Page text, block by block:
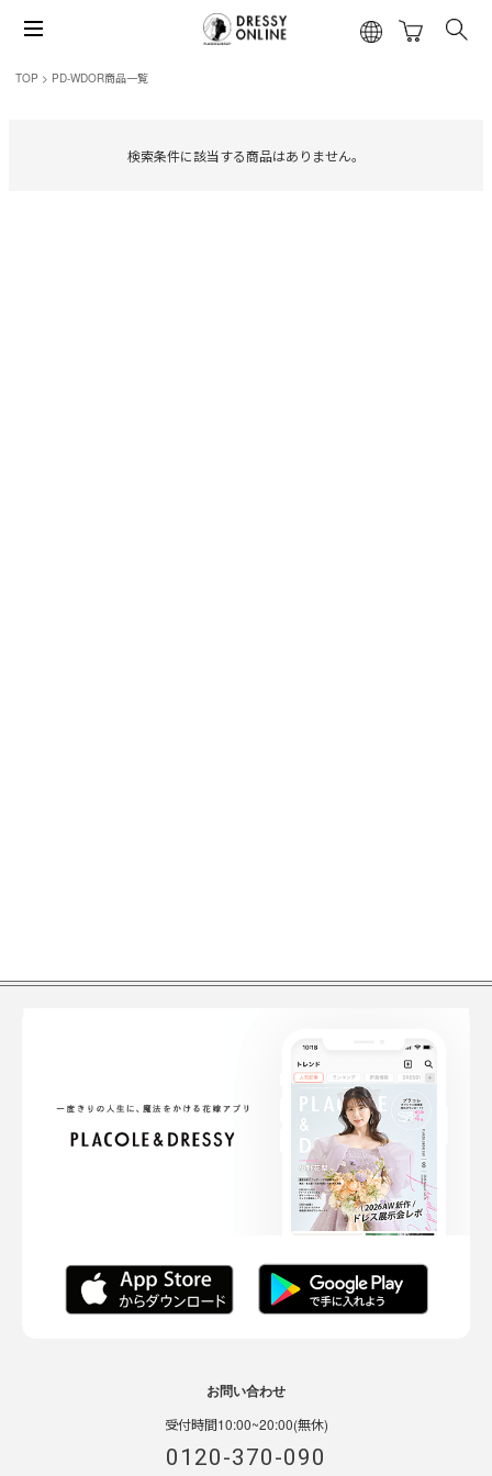
TOP PD-WDOR商品一覧
検索条件に該当する商品はありません。
お問い合わせ
受付時間10:00~20:00(無休)
0120-370-090